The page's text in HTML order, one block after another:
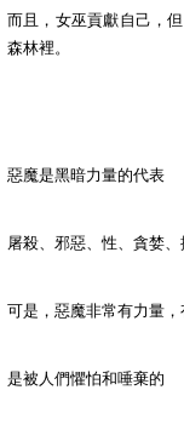
而且，女巫貢獻自己，
森林裡。
惡魔是黑暗力量的代表
屠殺、邪惡、性、貪婪
可是，惡魔非常有力量
是被人們懼怕和唾棄的